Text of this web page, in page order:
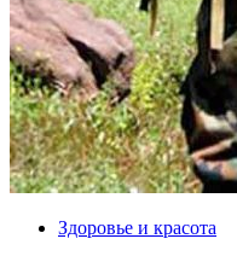
Здоровье и красота